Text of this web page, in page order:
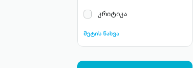
კრიტიკა
მეტის ნახვა